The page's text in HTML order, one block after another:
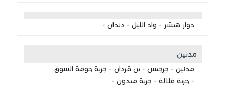
دوار هيشر - واد الليل - دندان -
مدنين
مدنين - جرجيس - بن قردان - جربة حومة السوق
- جربة قلالة - جربة ميدون -